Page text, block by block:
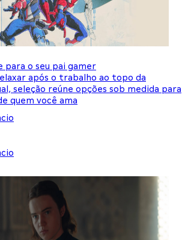
para o seu pai gamer
após o trabalho ao topo da
seleção reúne opções sob medida para
quem você ama